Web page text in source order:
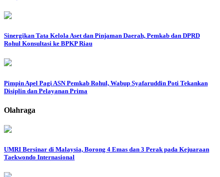
Sinergikan Tata Kelola Aset dan Pinjaman Daerah, Pemkab dan DPRD
Rohul Konsultasi ke BPKP Riau
Pimpin Apel Pagi ASN Pemkab Rohul, Wabup Syafaruddin Poti Tekankan
Disiplin dan Pelayanan Prima
Olahraga
UMRI Bersinar di Malaysia, Borong 4 Emas dan 3 Perak pada Kejuaraan
Taekwondo Internasional